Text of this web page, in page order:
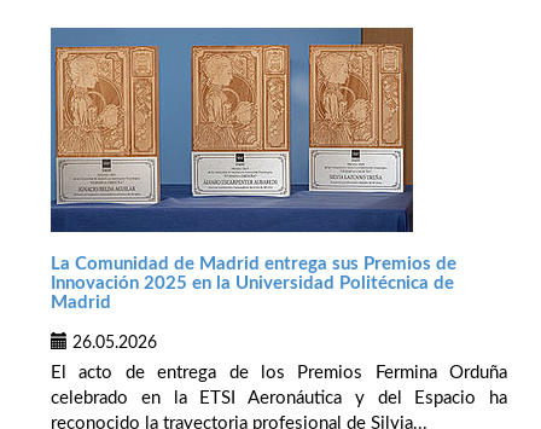
La Comunidad de Madrid entrega sus Premios de
Innovación 2025 en la Universidad Politécnica de
Madrid
26.05.2026
El acto de entrega de los Premios Fermina Orduña
celebrado en la ETSI Aeronáutica y del Espacio ha
reconocido la trayectoria profesional de Silvia...